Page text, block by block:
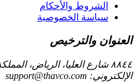
الشروط والأحكام
سياسة الخصوصية
العنوان والترخيص
٨٨٤٤ شارع العليا، الرياض، المملكة العربية السعودية
الإلكتروني: support@thavco.com